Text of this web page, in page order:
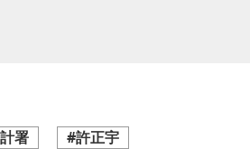
署
#許正宇